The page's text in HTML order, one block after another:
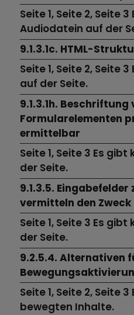
Seite 1, Seite 2, Seite 3
Audiodatein auf der
9.1.3.1c. HTML-
Seite 1, Seite 2, Seite 3
auf der Seite.
9.1.3.1h. Beschriftung
Formularelementen
ermittelbar
Seite 1, Seite 3 Es gibt
der Seite.
9.1.3.5.
vermitteln den Zweck
Seite 1, Seite 3 Es gibt
der Seite.
9.2.5.4. Alternativen
Seite 1, Seite 2, Seite 3
bewegten Inhalte.